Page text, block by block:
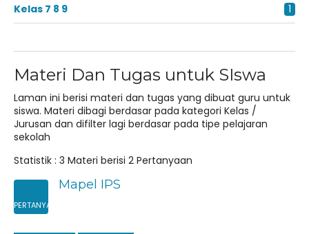
Kelas 7 8 9
1
Materi Dan Tugas untuk SIswa
Laman ini berisi materi dan tugas yang dibuat guru untuk
siswa. Materi dibagi berdasar pada kategori Kelas /
Jurusan dan difilter lagi berdasar pada tipe pelajaran
sekolah
Statistik : 3 Materi berisi 2 Pertanyaan
PERTANYAAN
Mapel IPS